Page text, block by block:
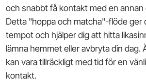
och snabbt få kontakt med en
Detta "hoppa och matcha"-flöde ger
tempot och hjälper dig att hitta
lämna hemmet eller avbryta din dag.
kan vara tillräckligt med tid för en
kontakt.